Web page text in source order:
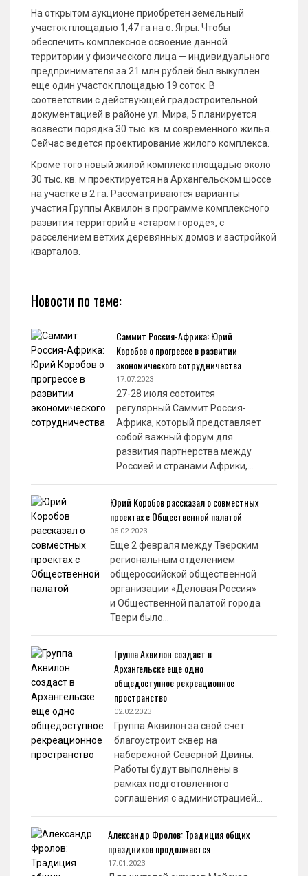
На открытом аукционе приобретен земельный
участок площадью 1,47 га на о. Ягры. Чтобы
обеспечить комплексное освоение данной
территории у физического лица — индивидуального
предпринимателя за 21 млн рублей был выкуплен
еще один участок площадью 19 соток. В
соответствии с действующей градостроительной
документацией в районе ул. Мира, 5 планируется
возвести порядка 30 тыс. кв. м современного жилья.
Сейчас ведется проектирование жилого комплекса.
Кроме того новый жилой комплекс площадью около
30 тыс. кв. м проектируется на Архангельском шоссе
на участке в 2 га. Рассматриваются варианты
участия Группы Аквилон в программе комплексного
развития территорий в «старом городе», с
расселением ветхих деревянных домов и застройкой
кварталов.
Новости по теме:
Саммит Россия-Африка: Юрий
Коробов о прогрессе в развитии
экономического сотрудничества
17.07.2023
27-28 июля состоится
регулярный Саммит Россия-
Африка, который представляет
собой важный форум для
развития партнерства между
Россией и странами Африки,…
Юрий Коробов рассказал о совместных
проектах с Общественной палатой
06.02.2023
Еще 2 февраля между Тверским
региональным отделением
общероссийской общественной
организации «Деловая Россия»
и Общественной палатой города
Твери было…
Группа Аквилон создаст в
Архангельске еще одно
общедоступное рекреационное
пространство
02.02.2023
Группа Аквилон за свой счет
благоустроит сквер на
набережной Северной Двины.
Работы будут выполнены в
рамках подготовленного
соглашения с администрацией…
Александр Фролов: Традиция общих
праздников продолжается
17.01.2023